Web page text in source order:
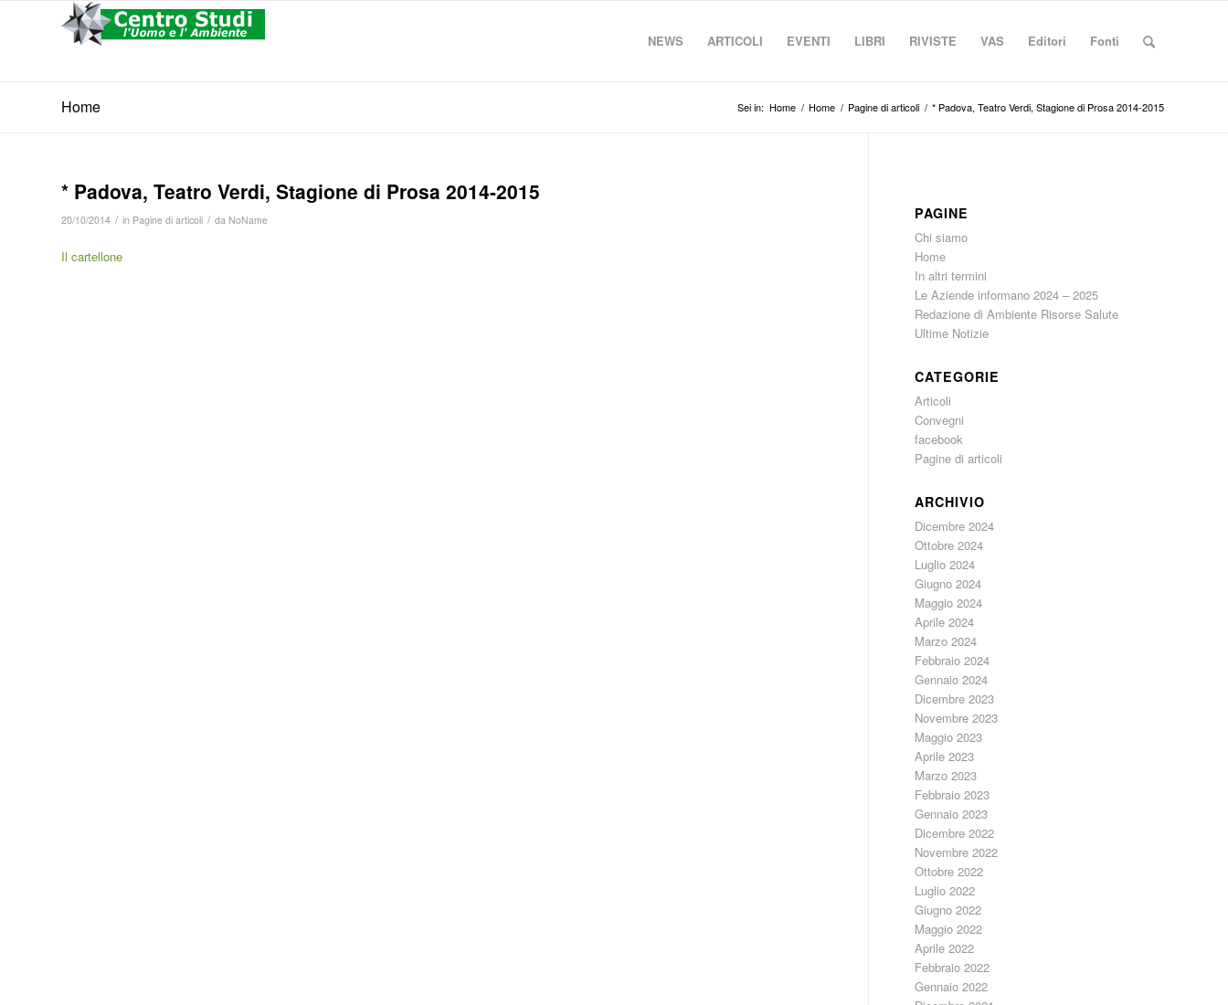
NEWS ARTICOLI EVENTI LIBRI RIVISTE VAS Editori Fonti
Home Sei in: Home / Home / Pagine di articoli / * Padova, Teatro Verdi, Stagione di Prosa 2014-2015
* Padova, Teatro Verdi, Stagione di Prosa 2014-2015
20/10/2014 / in Pagine di articoli / da NoName
Il cartellone
PAGINE
Chi siamo
Home
In altri termini
Le Aziende informano 2024 – 2025
Redazione di Ambiente Risorse Salute
Ultime Notizie
CATEGORIE
Articoli
Convegni
facebook
Pagine di articoli
ARCHIVIO
Dicembre 2024
Ottobre 2024
Luglio 2024
Giugno 2024
Maggio 2024
Aprile 2024
Marzo 2024
Febbraio 2024
Gennaio 2024
Dicembre 2023
Novembre 2023
Maggio 2023
Aprile 2023
Marzo 2023
Febbraio 2023
Gennaio 2023
Dicembre 2022
Novembre 2022
Ottobre 2022
Luglio 2022
Giugno 2022
Maggio 2022
Aprile 2022
Febbraio 2022
Gennaio 2022